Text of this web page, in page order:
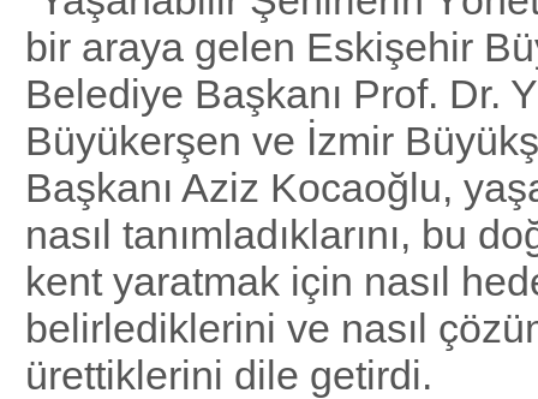
bir araya gelen Eskişehir
Belediye Başkanı Prof. Dr.
Büyükerşen ve İzmir
Başkanı Aziz Kocaoğlu,
nasıl tanımladıklarını, bu
kent yaratmak için nasıl
belirlediklerini ve nasıl
ürettiklerini dile getirdi.